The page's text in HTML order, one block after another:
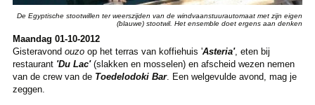
De Egyptische stootwillen ter weerszijden van de windvaanstuurautomaat met zijn eigen
(blauwe) stootwil. Het ensemble doet ergens aan denken
Maandag 01-10-2012
Gisteravond ouzoop het terras van koffiehuis 'Asteria', eten bij
restaurant 'Du Lac'(slakken en mosselen) en afscheid wezen nemen
van de crew van de Toedelodoki Bar. Een welgevulde avond, mag je
zeggen.